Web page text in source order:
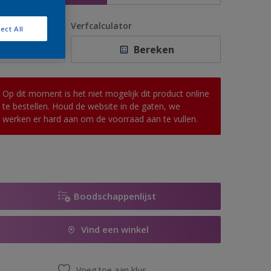
Verfcalculator
Bereken
Op dit moment is het niet mogelijk dit product online
te bestellen. Houd de website in de gaten, we
werken er hard aan om de voorraad aan te vullen.
Boodschappenlijst
Vind een winkel
All